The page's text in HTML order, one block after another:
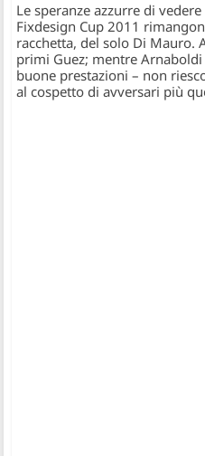
Le speranze azzurre di
Fixdesign Cup 2011
racchetta, del solo Di Mauro.
primi Guez; mentre
buone prestazioni – non
al cospetto di avversari più